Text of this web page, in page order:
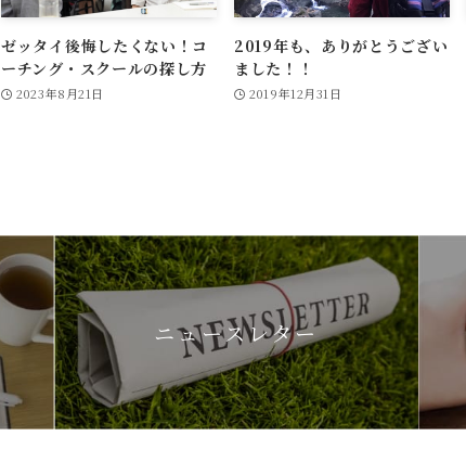
ゼッタイ後悔したくない！コ
ーチング・スクールの探し方
2023年8月21日
2019年も、ありがとうござい
ました！！
2019年12月31日
ニュースレター